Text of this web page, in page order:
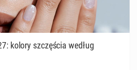
kolory szczęścia według